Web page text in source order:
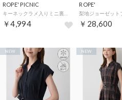
ROPE' PICNIC
￥4,994
ROPE'
￥28,600
NEW NEW